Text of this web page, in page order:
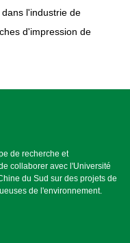
l'industrie de
d'impression de
de recherche et
collaborer avec l'Université
du Sud sur des projets de
de l'environnement.